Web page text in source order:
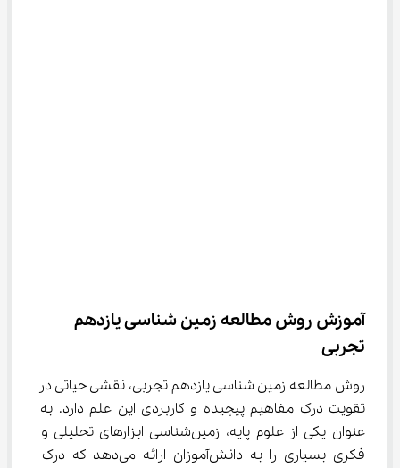
آموزش روش مطالعه زمین شناسی یازدهم
تجربی
روش مطالعه زمین شناسی یازدهم تجربی، نقشی حیاتی در
تقویت درک مفاهیم پیچیده و کاربردی این علم دارد. به
عنوان یکی از علوم پایه، زمین‌شناسی ابزارهای تحلیلی و
فکری بسیاری را به دانش‌آموزان ارائه می‌دهد که درک